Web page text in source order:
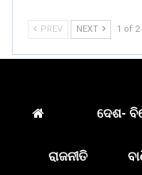
PREV NEXT 1 of 2
ଦେଶ-
ରାଜନୀତି